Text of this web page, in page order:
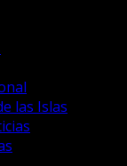
las Islas